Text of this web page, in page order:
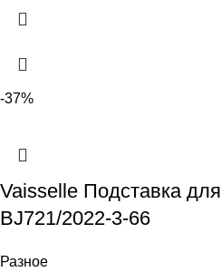
-37%
Vaisselle Подставка
BJ721/2022-3-66
Разное